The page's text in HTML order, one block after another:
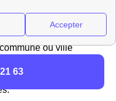
définies par Enedis,
ou ville
que d’autres villes en
63